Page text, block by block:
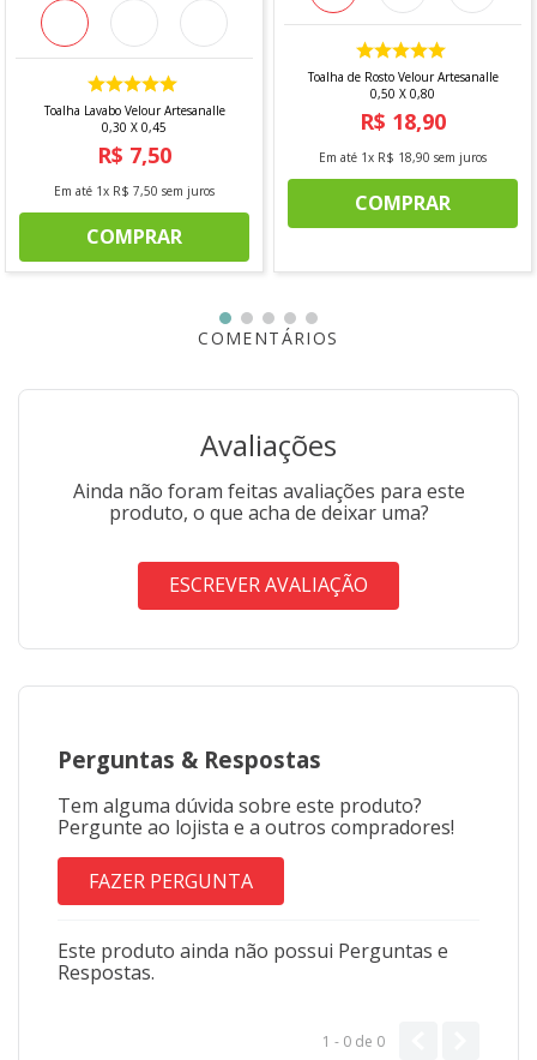
Toalha Lavabo Velour Artesanalle
0,30 X 0,45
R$ 7,50
Em até 1x R$ 7,50 sem juros
COMPRAR
Toalha de Rosto Velour Artesanalle
0,50 X 0,80
R$ 18,90
Em até 1x R$ 18,90 sem juros
COMPRAR
COMENTÁRIOS
Avaliações
Ainda não foram feitas avaliações para este
produto, o que acha de deixar uma?
ESCREVER AVALIAÇÃO
Perguntas & Respostas
Tem alguma dúvida sobre este produto?
Pergunte ao lojista e a outros compradores!
FAZER PERGUNTA
Este produto ainda não possui Perguntas e
Respostas.
1 - 0 de 0